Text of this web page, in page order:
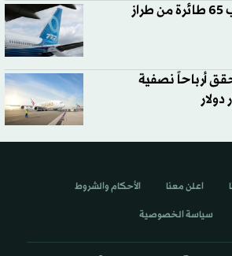
«طيران الإمارات» تطلب 65 طائرة من طراز
أرباحاً نصفية
اعلن معنا الأحكام والشروط
سياسة الخصوصية